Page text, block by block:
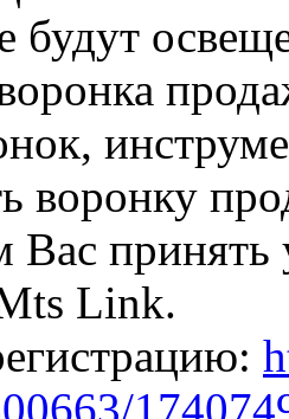
будут
воронку
принять
Link.